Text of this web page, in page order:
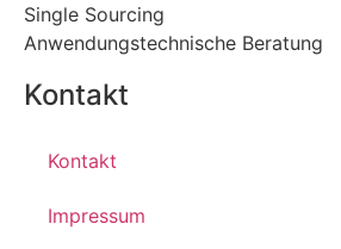
Single Sourcing
Anwendungstechnische Beratung
Kontakt
Kontakt
Impressum